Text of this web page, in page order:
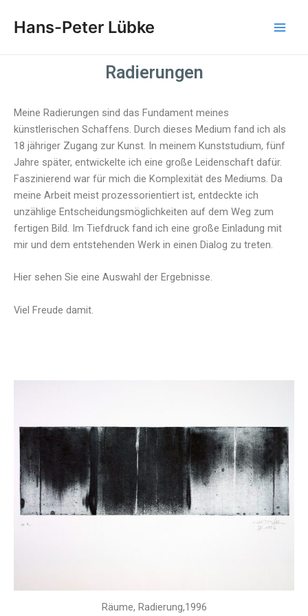
InhaltHans-Peter Lübke
Radierungen
Meine Radierungen sind das Fundament meines
künstlerischen Schaffens. Durch dieses Medium fand ich als
18 jähriger Zugang zur Kunst. In meinem Kunststudium, fünf
Jahre später, entwickelte ich eine große Leidenschaft dafür.
Faszinierend war für mich die Komplexität des Mediums. Da
meine Arbeit meist prozessorientiert ist, entdeckte ich
unzählige Entscheidungsmöglichkeiten auf dem Weg zum
fertigen Bild. Im Tiefdruck fand ich eine große Einladung mit
mir und dem entstehenden Werk in einen Dialog zu treten.
Hier sehen Sie eine Auswahl der Ergebnisse.
Viel Freude damit.
Räume, Radierung,1996